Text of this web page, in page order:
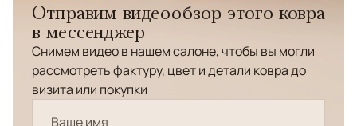
Отправим видеообзор этого ковра
в мессенджер
Снимем видео в нашем салоне, чтобы вы могли
рассмотреть фактуру, цвет и детали ковра до
визита или покупки